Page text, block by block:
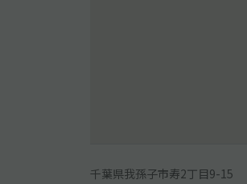
千葉県我孫子市寿2丁目9-15